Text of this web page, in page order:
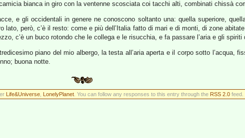
bianca in giro con la ventenne scosciata coi tacchi alti, combinati chissà
e gli occidentali in genere ne conoscono soltanto una: quella superiore,
lato, però, c’è il resto: come e più dell’Italia fatto di mari e di monti, di zone
c’è un buco rotondo che le collega e le risucchia, e fa passare l’aria e gli spiriti
piano del mio albergo, la testa all’aria aperta e il corpo sotto l’acqua,
buona notte.
Life&Universe, LonelyPlanet. You can follow any responses to this entry through the RSS 2.0feed.